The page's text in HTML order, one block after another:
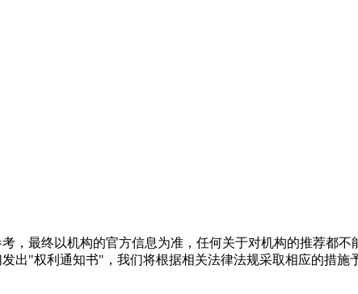
，最终以机构的官方信息为准，任何关于对机构的推荐都
出"权利通知书"，我们将根据相关法律法规采取相应的措